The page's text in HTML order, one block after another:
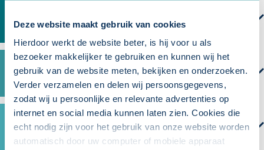
Deze website maakt gebruik van cookies
Hierdoor werkt de website beter, is hij voor u als
bezoeker makkelijker te gebruiken en kunnen wij het
gebruik van de website meten, bekijken en onderzoeken.
Verder verzamelen en delen wij persoonsgegevens,
zodat wij u persoonlijke en relevante advertenties op
internet en social media kunnen laten zien. Cookies die
echt nodig zijn voor het gebruik van onze website worden
automatisch door uw computer of mobiele apparaat
Mijn uitkering
Mijn re-integratie
Ziekte en vakantie